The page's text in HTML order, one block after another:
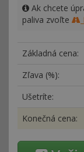
Ak chcete
paliva zvoľte
Základná cena:
Zľava (%):
Ušetríte:
Konečná cena: